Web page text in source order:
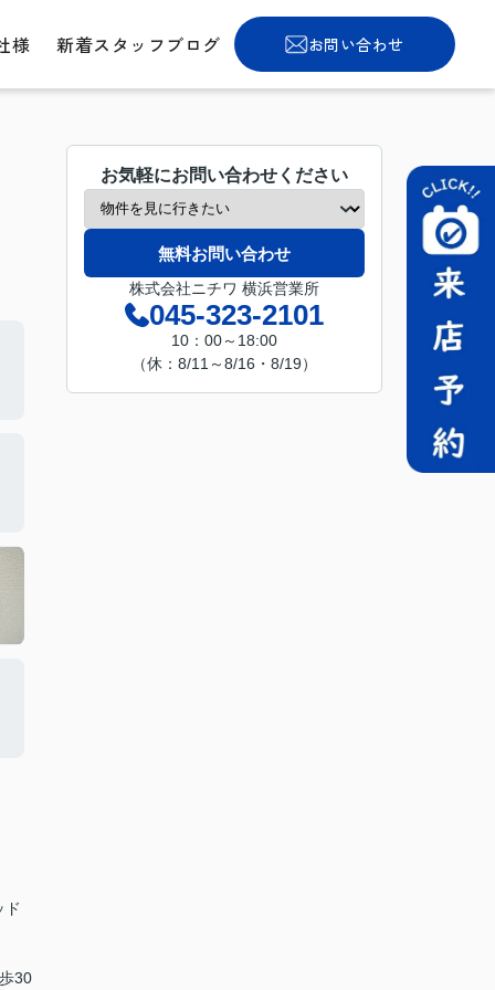
様 新着スタッフブログ お問い合わせ
ド
30
お気軽にお問い合わせください
無料お問い合わせ
株式会社ニチワ 横浜営業所
045-323-2101
10：00～18:00
（休：8/11～8/16・8/19）